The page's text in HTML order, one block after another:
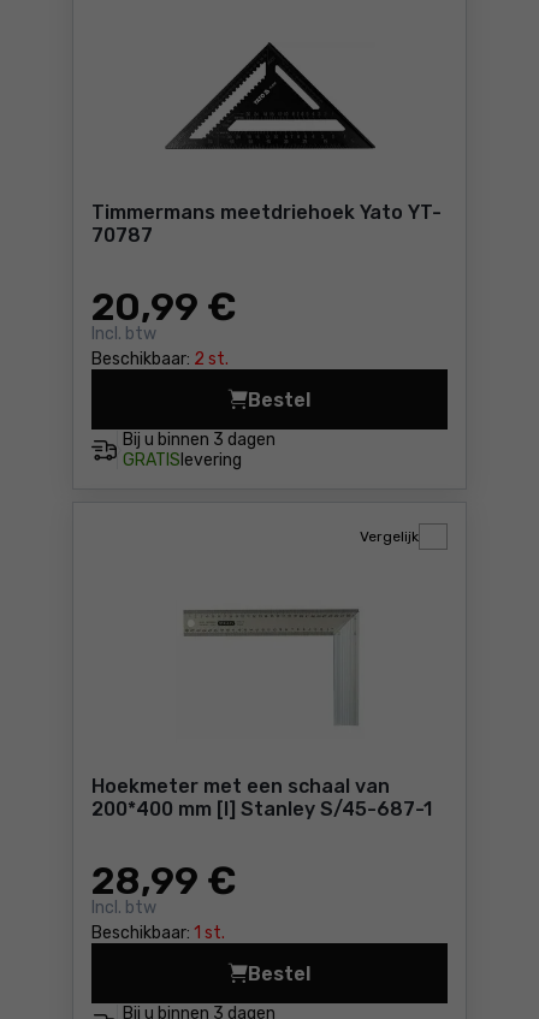
Timmermans meetdriehoek Yato YT-
70787
20,99 €
Incl. btw
Beschikbaar: 2 st.
Bij u binnen 3 dagen
GRATIS levering
Bestel
Timmermans
Hoekmeter met een schaal van
200*400 mm [l] Stanley S/45-687-1
28,99 €
Incl. btw
Beschikbaar: 1 st.
Vergelijk
Bij u binnen 3 dagen
Bestel
Hoekmeter met een